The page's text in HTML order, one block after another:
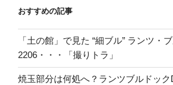
おすすめの記事
「土の館」で見た “細ブル” ランツ・
2206・・・「撮りトラ」
焼玉部分は何処へ？ランツブルドック